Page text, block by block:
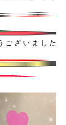
ございました